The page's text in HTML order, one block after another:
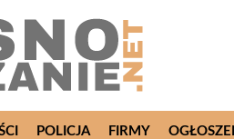
POLICJA FIRMY